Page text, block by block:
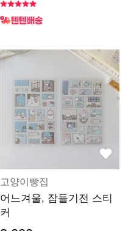
고양이빵집
어느겨울, 잠들기전 스티
커